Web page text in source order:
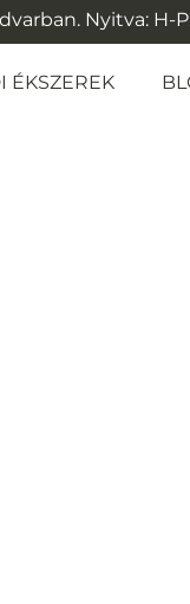
Nyitva: H-P:
ÉKSZEREK